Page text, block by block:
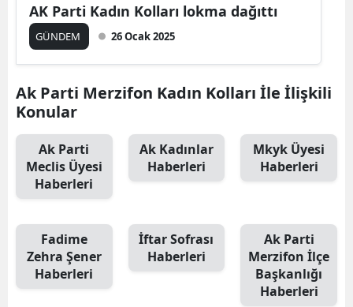
AK Parti Kadın Kolları lokma dağıttı
GÜNDEM 26 Ocak 2025
Ak Parti Merzifon Kadın Kolları İle İlişkili
Konular
Ak Parti
Meclis Üyesi
Haberleri
Ak Kadınlar
Haberleri
Mkyk Üyesi
Haberleri
Fadime
Zehra Şener
Haberleri
İftar Sofrası
Haberleri
Ak Parti
Merzifon İlçe
Başkanlığı
Haberleri